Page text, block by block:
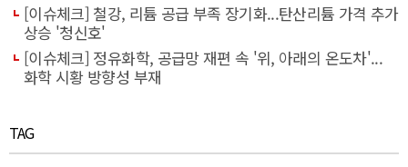
[이슈체크] 철강, 리튬 공급 부족 장기화...탄산리튬 가격 추가
상승 '청신호'
[이슈체크] 정유화학, 공급망 재편 속 '위, 아래의 온도차'...
화학 시황 방향성 부재
TAG